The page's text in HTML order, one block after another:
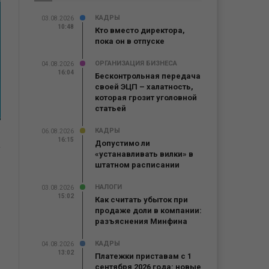
03.08.2026
10:48
КАДРЫ
Кто вместо директора,
пока он в отпуске
04.08.2026
16:04
ОРГАНИЗАЦИЯ БИЗНЕСА
Бесконтрольная передача
своей ЭЦП – халатность,
которая грозит уголовной
статьей
06.08.2026
16:15
КАДРЫ
Допустимо ли
«устанавливать вилки» в
штатном расписании
03.08.2026
15:02
НАЛОГИ
Как считать убыток при
продаже доли в компании:
разъяснения Минфина
04.08.2026
13:02
КАДРЫ
Платежки приставам с 1
сентября 2026 года: новые